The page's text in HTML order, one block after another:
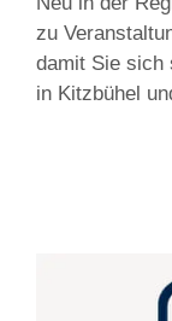
zu
damit Sie sich
in Kitzbühel